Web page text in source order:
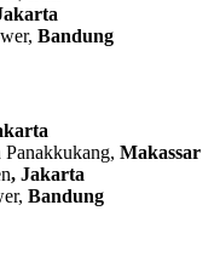
Bandung
Makassar
, Jakarta
Bandung